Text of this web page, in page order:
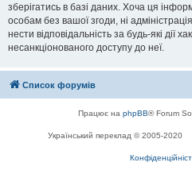
зберігатись в базі даних. Хоча ця
особам без вашої згоди, ні
нести відповідальність за будь-які дії
несанкціонованого доступу до неї.
Список форумів
Працює на phpBB® Forum
Український переклад © 2005-2020